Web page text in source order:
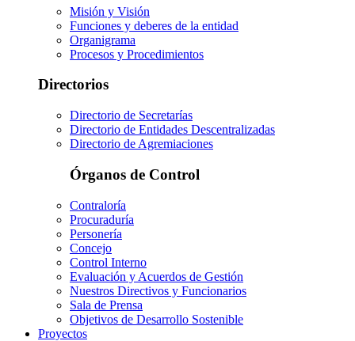
Misión y Visión
Funciones y deberes de la entidad
Organigrama
Procesos y Procedimientos
Directorios
Directorio de Secretarías
Directorio de Entidades Descentralizadas
Directorio de Agremiaciones
Órganos de Control
Contraloría
Procuraduría
Personería
Concejo
Control Interno
Evaluación y Acuerdos de Gestión
Nuestros Directivos y Funcionarios
Sala de Prensa
Objetivos de Desarrollo Sostenible
Proyectos